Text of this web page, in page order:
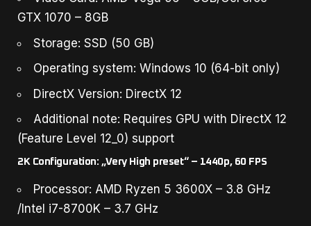
GTX 1070 – 8GB
Storage: SSD (50 GB)
Operating system: Windows 10 (64-bit only)
DirectX Version: DirectX 12
Additional note: Requires GPU with DirectX 12
(Feature Level 12_0) support
2K Configuration: „Very High preset“ – 1440p, 60 FPS
Processor: AMD Ryzen 5 3600X – 3.8 GHz
/Intel i7-8700K – 3.7 GHz